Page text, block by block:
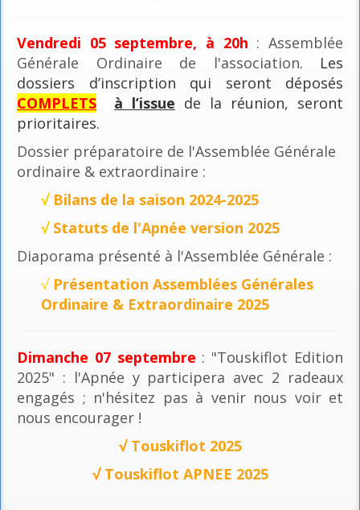
Vendredi 05 septembre, à 20h : Assemblée
Générale Ordinaire de l'association. Les
dossiers d’inscription qui seront déposés
COMPLETS
à l’issue de la réunion, seront
prioritaires.
Dossier préparatoire de l'Assemblée Générale
ordinaire & extraordinaire :
√ Bilans de la saison 2024-2025
√ Statuts de l'Apnée version 2025
Diaporama présenté à l'Assemblée Générale :
√ Présentation Assemblées Générales
Ordinaire & Extraordinaire 2025
Dimanche 07 septembre : "Touskiflot Edition
2025" : l'Apnée y participera avec 2 radeaux
engagés ; n'hésitez pas à venir nous voir et
nous encourager !
√ Touskiflot 2025
√ Touskiflot APNEE 2025